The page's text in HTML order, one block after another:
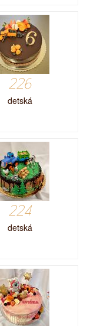
226
detská
224
detská